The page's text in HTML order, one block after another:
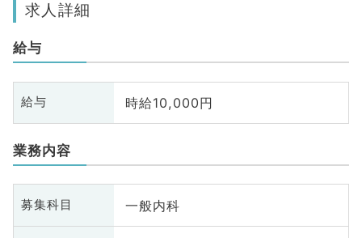
求人詳細
給与
給与 時給10,000円
業務内容
募集科目 一般内科